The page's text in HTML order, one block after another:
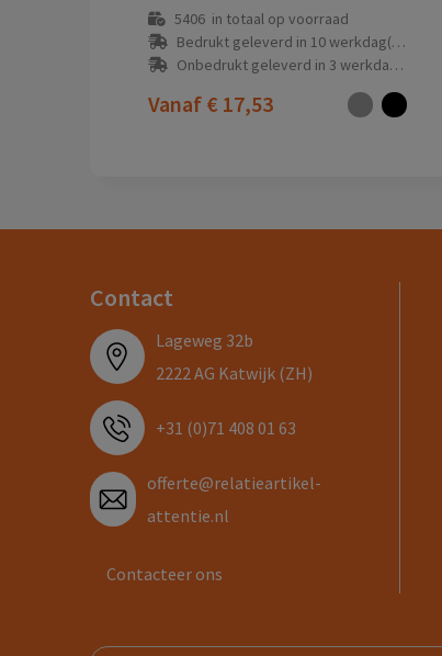
5406in totaal op voorraad
Bedrukt geleverd in 10 werkdag(en)
Onbedrukt geleverd in 3 werkdag(en)
Vanaf € 17,53
Contact
Lageweg 32b
2222 AG Katwijk (ZH)
+31 (0)71 408 01 63
offerte@relatieartikel-
attentie.nl
Contacteer ons